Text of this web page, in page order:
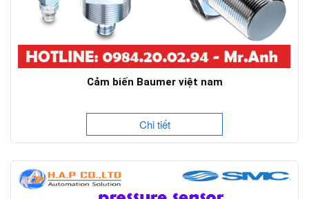
Cảm biến Baumer việt nam
Chi tiết